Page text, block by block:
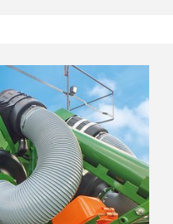
C, 6000-2C y
de a bordo
de aceite
la turbina.
9001-2C,
con